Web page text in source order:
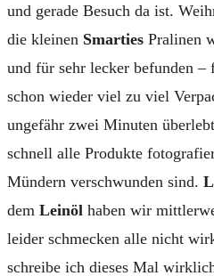
und gerade Besuch da ist.
die kleinen Smarties Pralinen
und für sehr lecker befunden
schon wieder viel zu viel
ungefähr zwei Minuten
schnell alle Produkte
Mündern verschwunden sind.
dem Leinöl haben wir
leider schmecken alle nicht
schreibe ich dieses Mal